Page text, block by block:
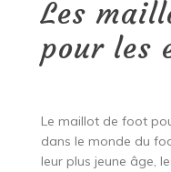
Les
pour les
Le maillot de foot
dans le monde du
leur plus jeune âge,